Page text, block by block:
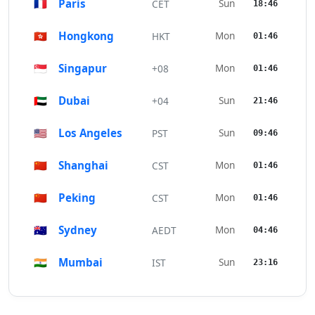
🇫🇷 Paris CET Sun 18:46
🇭🇰 Hongkong HKT Mon 01:46
🇸🇬 Singapur +08 Mon 01:46
🇦🇪 Dubai +04 Sun 21:46
🇺🇸 Los Angeles PST Sun 09:46
🇨🇳 Shanghai CST Mon 01:46
🇨🇳 Peking CST Mon 01:46
🇦🇺 Sydney AEDT Mon 04:46
🇮🇳 Mumbai IST Sun 23:16